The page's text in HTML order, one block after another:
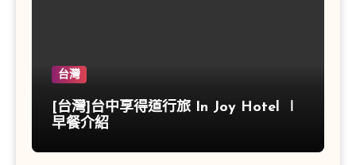
台灣
[台灣]台中享得道行旅 In Joy Hotel ∣
早餐介紹